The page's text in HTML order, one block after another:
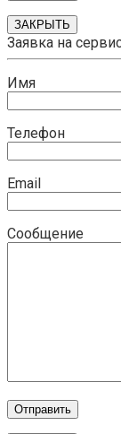
ЗАКРЫТЬ
Заявка на
Имя
Телефон
Email
Сообщение